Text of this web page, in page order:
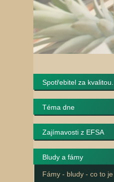
Spotřebitel za kvalitou...
Téma dne
Zajímavosti z EFSA
Bludy a fámy
Fámy - bludy - co to je